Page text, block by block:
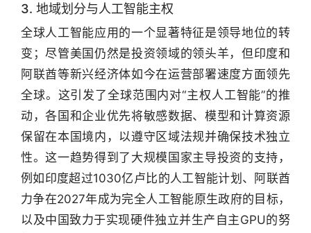
3. 地域划分与人工智能主权
全球人工智能应用的一个显著特征是领导地位的转
变；尽管美国仍然是投资领域的领头羊，但印度和
阿联酋等新兴经济体如今在运营部署速度方面领先
全球。这引发了全球范围内对“主权人工智能”的推
动，各国和企业优先将敏感数据、模型和计算资源
保留在本国境内，以遵守区域法规并确保技术独立
性。这一趋势得到了大规模国家主导投资的支持，
例如印度超过1030亿卢比的人工智能计划、阿联酋
力争在2027年成为完全人工智能原生政府的目标，
以及中国致力于实现硬件独立并生产自主GPU的努